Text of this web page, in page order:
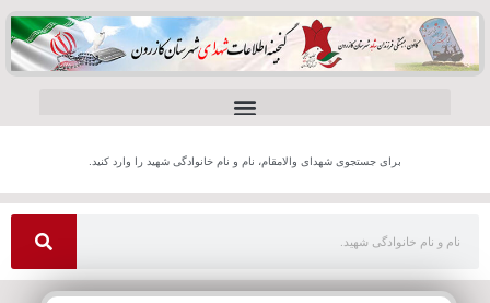
برای جستجوی شهدای والامقام، نام و نام خانوادگی شهید را وارد کنید.